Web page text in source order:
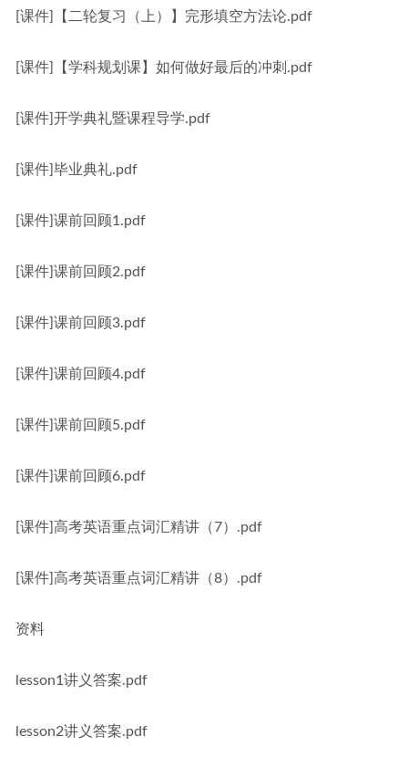
[课件]【二轮复习（上）】完形填空方法论.pdf
[课件]【学科规划课】如何做好最后的冲刺.pdf
[课件]开学典礼暨课程导学.pdf
[课件]毕业典礼.pdf
[课件]课前回顾1.pdf
[课件]课前回顾2.pdf
[课件]课前回顾3.pdf
[课件]课前回顾4.pdf
[课件]课前回顾5.pdf
[课件]课前回顾6.pdf
[课件]高考英语重点词汇精讲（7）.pdf
[课件]高考英语重点词汇精讲（8）.pdf
资料
lesson1讲义答案.pdf
lesson2讲义答案.pdf